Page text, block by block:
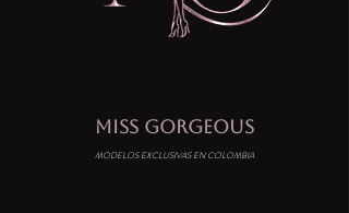
MISS GORGEOUS
MODELOS EXCLUSIVAS EN COLOMBIA